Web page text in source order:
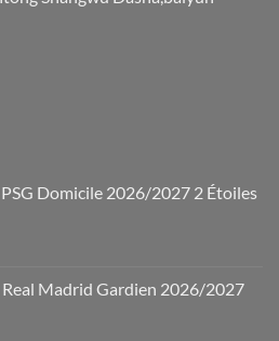
Domicile 2026/2027 2 Étoiles
Madrid Gardien 2026/2027